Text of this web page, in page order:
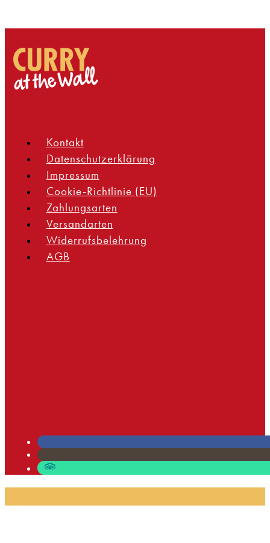
Kontakt
Datenschutzerklärung
Impressum
Cookie-Richtlinie (EU)
Zahlungsarten
Versandarten
Widerrufsbelehrung
AGB